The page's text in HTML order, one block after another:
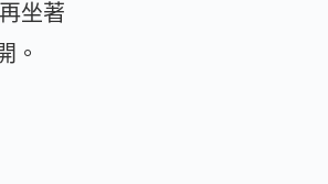
坐著
。